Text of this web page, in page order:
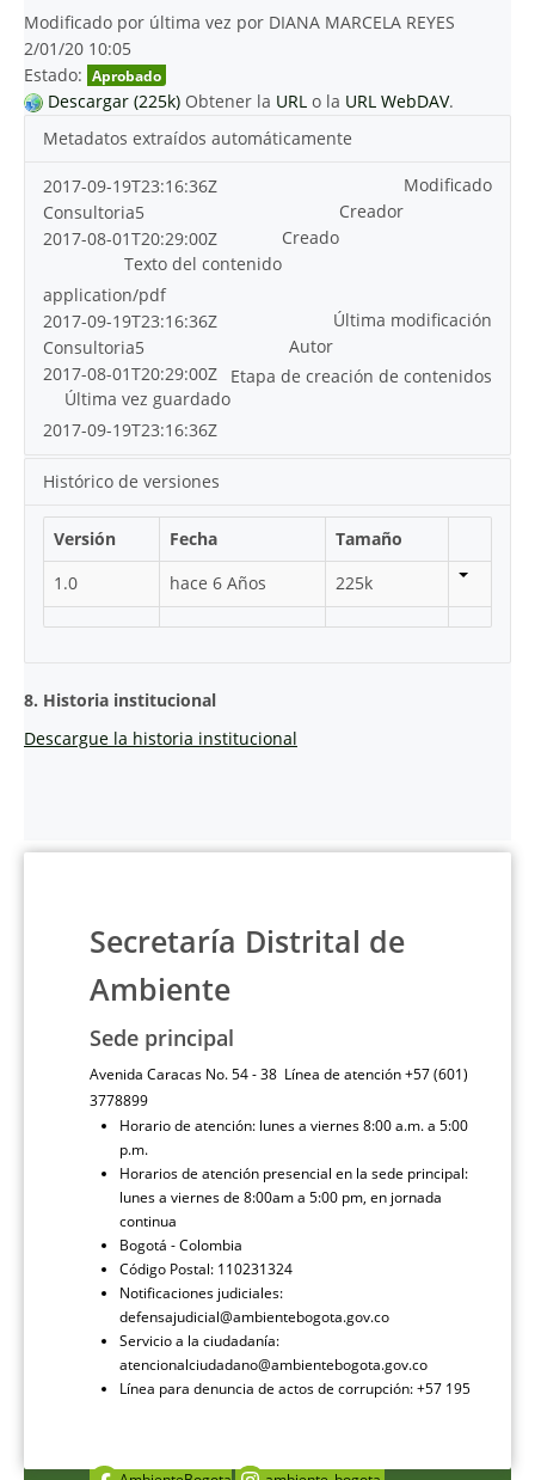
Modificado por última vez por DIANA MARCELA REYES
2/01/20 10:05
Estado: Aprobado
Descargar (225k) Obtener la URL o la URL WebDAV.
Metadatos extraídos automáticamente
Modificado
2017-09-19T23:16:36Z
Creador
Consultoria5
Creado
2017-08-01T20:29:00Z
Texto del contenido
application/pdf
Última modificación
2017-09-19T23:16:36Z
Autor
Consultoria5
Etapa de creación de contenidos
2017-08-01T20:29:00Z
Última vez guardado
2017-09-19T23:16:36Z
Histórico de versiones
Versión Fecha
Tamaño
1.0
hace 6 Años 225k
8. Historia institucional
Descargue la historia institucional
Secretaría Distrital de
Ambiente
Sede principal
Avenida Caracas No. 54 - 38 Línea de atención +57 (601)
3778899
Horario de atención: lunes a viernes 8:00 a.m. a 5:00
p.m.
Horarios de atención presencial en la sede principal:
lunes a viernes de 8:00am a 5:00 pm, en jornada
continua
Bogotá - Colombia
Código Postal: 110231324
Notificaciones judiciales:
defensajudicial@ambientebogota.gov.co
Servicio a la ciudadanía:
atencionalciudadano@ambientebogota.gov.co
Línea para denuncia de actos de corrupción: +57 195